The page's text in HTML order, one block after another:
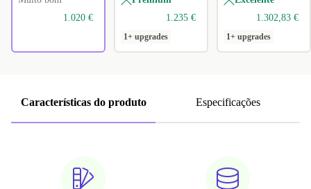
1.020 €
1.235 €
1+ upgrades
1.302,83 €
1+ upgrades
Características do produto Especificações